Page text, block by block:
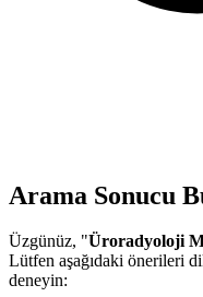
Arama Sonucu
Üzgünüz, "Üroradyoloji
Lütfen aşağıdaki önerileri
deneyin: